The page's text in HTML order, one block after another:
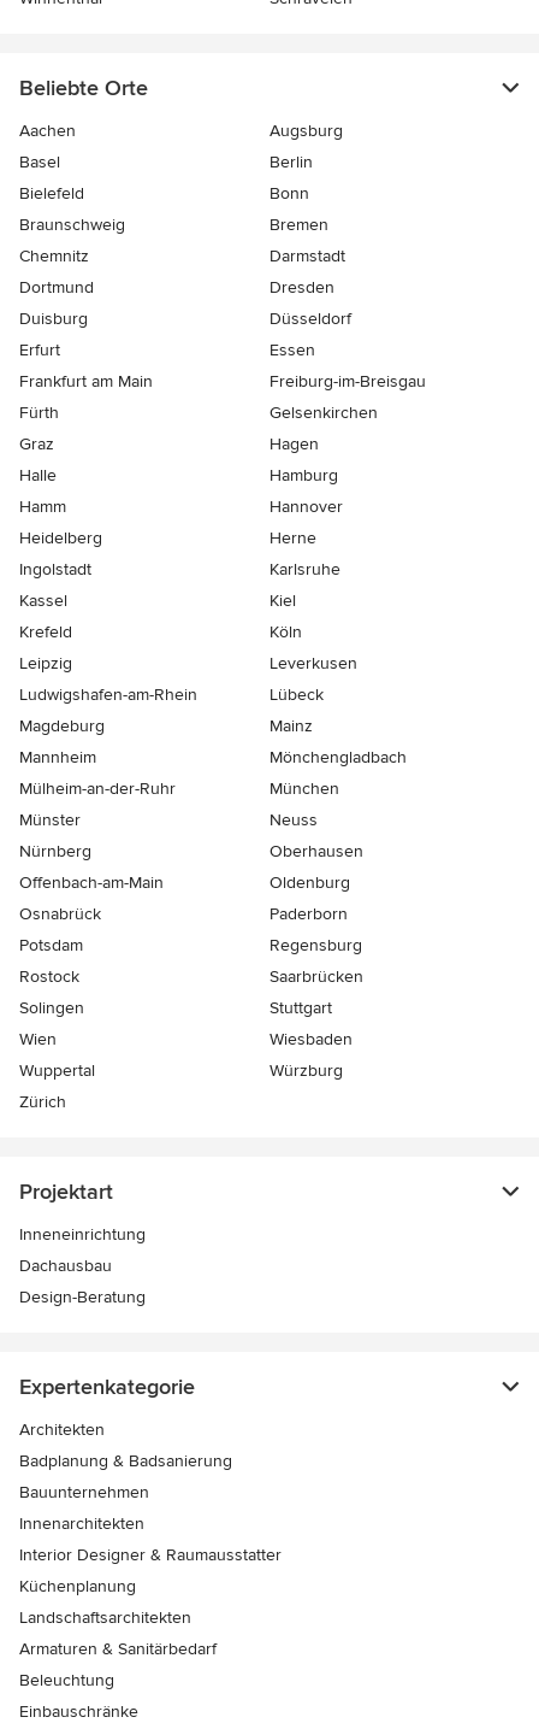
Beliebte Orte
Aachen
Augsburg
Basel
Berlin
Bielefeld
Bonn
Braunschweig
Bremen
Chemnitz
Darmstadt
Dortmund
Dresden
Duisburg
Düsseldorf
Erfurt
Essen
Frankfurt am Main
Freiburg-im-Breisgau
Fürth
Gelsenkirchen
Graz
Hagen
Halle
Hamburg
Hamm
Hannover
Heidelberg
Herne
Ingolstadt
Karlsruhe
Kassel
Kiel
Krefeld
Köln
Leipzig
Leverkusen
Ludwigshafen-am-Rhein
Lübeck
Magdeburg
Mainz
Mannheim
Mönchen­gladbach
Mülheim-an-der-Ruhr
München
Münster
Neuss
Nürnberg
Oberhausen
Offenbach-am-Main
Oldenburg
Osnabrück
Paderborn
Potsdam
Regensburg
Rostock
Saarbrücken
Solingen
Stuttgart
Wien
Wiesbaden
Wuppertal
Würzburg
Zürich
Projektart
Inneneinrichtung
Dachausbau
Design-Beratung
Expertenkategorie
Architekten
Badplanung & Badsanierung
Bauunternehmen
Innenarchitekten
Interior Designer & Raumausstatter
Küchenplanung
Landschaftsarchitekten
Armaturen & Sanitärbedarf
Beleuchtung
Einbauschränke